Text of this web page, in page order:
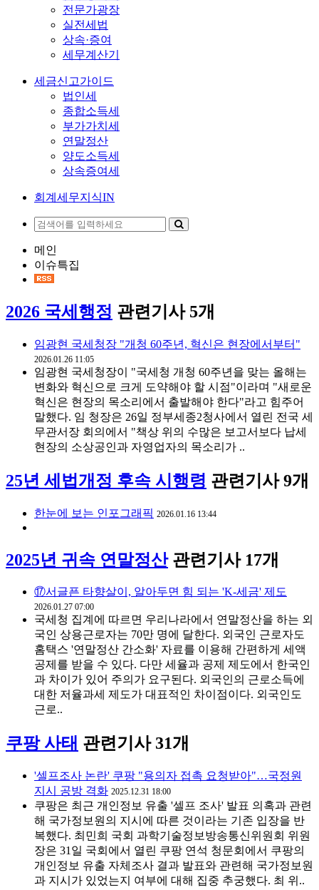
전문가광장
실전세법
상속·증여
세무계산기
세금신고가이드
법인세
종합소득세
부가가치세
연말정산
양도소득세
상속증여세
회계세무지식IN
메인
이슈특집
2026 국세행정 관련기사 5개
임광현 국세청장 "개청 60주년, 혁신은 현장에서부터"
2026.01.26 11:05
임광현 국세청장이 "국세청 개청 60주년을 맞는 올해는
변화와 혁신으로 크게 도약해야 할 시점"이라며 "새로운
혁신은 현장의 목소리에서 출발해야 한다"라고 힘주어
말했다. 임 청장은 26일 정부세종2청사에서 열린 전국 세
무관서장 회의에서 "책상 위의 수많은 보고서보다 납세
현장의 소상공인과 자영업자의 목소리가 ..
25년 세법개정 후속 시행령 관련기사 9개
한눈에 보는 인포그래픽 2026.01.16 13:44
2025년 귀속 연말정산 관련기사 17개
⑰서글픈 타향살이, 알아두면 힘 되는 'K-세금' 제도
2026.01.27 07:00
국세청 집계에 따르면 우리나라에서 연말정산을 하는 외
국인 상용근로자는 70만 명에 달한다. 외국인 근로자도
홈택스 '연말정산 간소화' 자료를 이용해 간편하게 세액
공제를 받을 수 있다. 다만 세율과 공제 제도에서 한국인
과 차이가 있어 주의가 요구된다. 외국인의 근로소득에
대한 저율과세 제도가 대표적인 차이점이다. 외국인도
근로..
쿠팡 사태 관련기사 31개
'셀프조사 논란' 쿠팡 "용의자 접촉 요청받아"…국정원
지시 공방 격화 2025.12.31 18:00
쿠팡은 최근 개인정보 유출 '셀프 조사' 발표 의혹과 관련
해 국가정보원의 지시에 따른 것이라는 기존 입장을 반
복했다. 최민희 국회 과학기술정보방송통신위원회 위원
장은 31일 국회에서 열린 쿠팡 연석 청문회에서 쿠팡의
개인정보 유출 자체조사 결과 발표와 관련해 국가정보원
과 지시가 있었는지 여부에 대해 집중 추궁했다. 최 위..